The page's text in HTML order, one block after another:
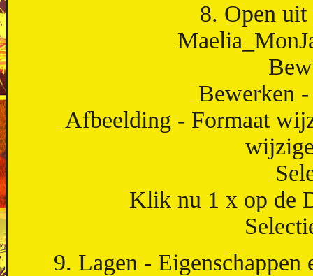
8. Open uit
Bewerken
Afbeelding - Formaat
Klik nu 1 x op de
9. Lagen - Eigenschappen